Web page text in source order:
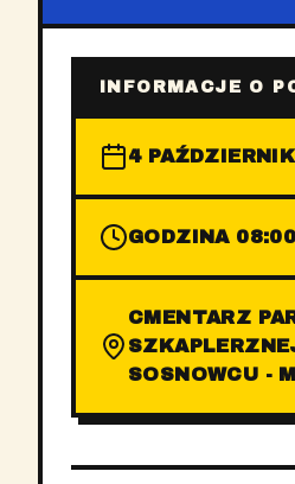
INFORMACJE O
4
GODZINA 08:00
CMENTARZ
SOSNOWCU -